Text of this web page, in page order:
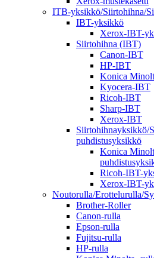
ITB-yksikkö/Siirtohihna/
IBT-yksikkö
Xerox-IBT-
Siirtohihna (IBT)
Canon-IBT
HP-IBT
Konica
Kyocera-IBT
Ricoh-IBT
Sharp-IBT
Xerox-IBT
Siirtohihnayksikkö/
puhdistusyksikkö
Konica
Ricoh-IBT-
Xerox-IBT-
Noutorulla/Erottelurulla/
Brother-Roller
Canon-rulla
Epson-rulla
Fujitsu-rulla
HP-rulla